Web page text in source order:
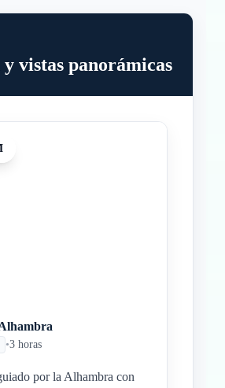
vistas panorámicas
•3 horas
por la Alhambra con